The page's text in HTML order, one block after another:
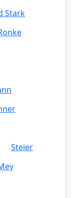
Stark
Steier